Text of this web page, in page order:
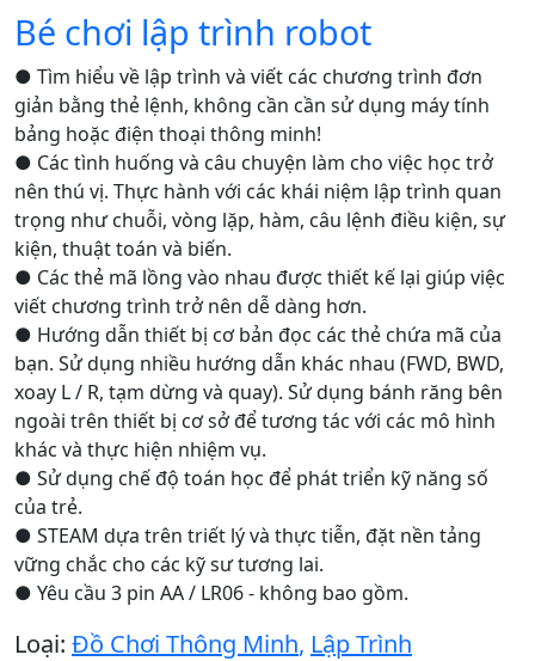
Bé chơi lập trình robot
● Tìm hiểu về lập trình và viết các chương trình đơn
giản bằng thẻ lệnh, không cần cần sử dụng máy tính
bảng hoặc điện thoại thông minh!
● Các tình huống và câu chuyện làm cho việc học trở
nên thú vị. Thực hành với các khái niệm lập trình quan
trọng như chuỗi, vòng lặp, hàm, câu lệnh điều kiện, sự
kiện, thuật toán và biến.
● Các thẻ mã lồng vào nhau được thiết kế lại giúp việc
viết chương trình trở nên dễ dàng hơn.
● Hướng dẫn thiết bị cơ bản đọc các thẻ chứa mã của
bạn. Sử dụng nhiều hướng dẫn khác nhau (FWD, BWD,
xoay L / R, tạm dừng và quay). Sử dụng bánh răng bên
ngoài trên thiết bị cơ sở để tương tác với các mô hình
khác và thực hiện nhiệm vụ.
● Sử dụng chế độ toán học để phát triển kỹ năng số
của trẻ.
● STEAM dựa trên triết lý và thực tiễn, đặt nền tảng
vững chắc cho các kỹ sư tương lai.
● Yêu cầu 3 pin AA / LR06 - không bao gồm.
Loại: Đồ Chơi Thông Minh, Lập Trình